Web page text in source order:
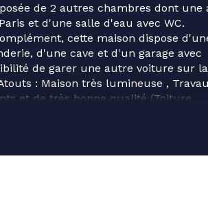
de 2 autres chambres dont une
et d'une salle d'eau avec WC.
cette maison dispose
d'une cave et d'un garage avec
de garer une autre voiture sur
: Maison très lumineuse ,
et de très bonne qualité (Toiture,
et commerces à 2 pas